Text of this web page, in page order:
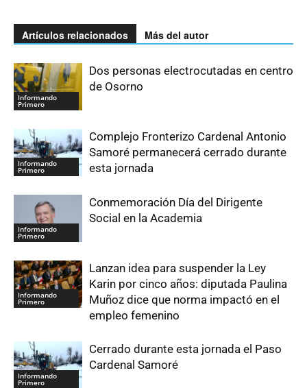
Artículos relacionados Más del autor
Informando
Primero
Dos personas electrocutadas en centro
de Osorno
Informando
Primero
Complejo Fronterizo Cardenal Antonio
Samoré permanecerá cerrado durante
esta jornada
Informando
Primero
Conmemoración Día del Dirigente
Social en la Academia
Informando
Primero
Lanzan idea para suspender la Ley
Karin por cinco años: diputada Paulina
Muñoz dice que norma impactó en el
empleo femenino
Informando
Primero
Cerrado durante esta jornada el Paso
Cardenal Samoré